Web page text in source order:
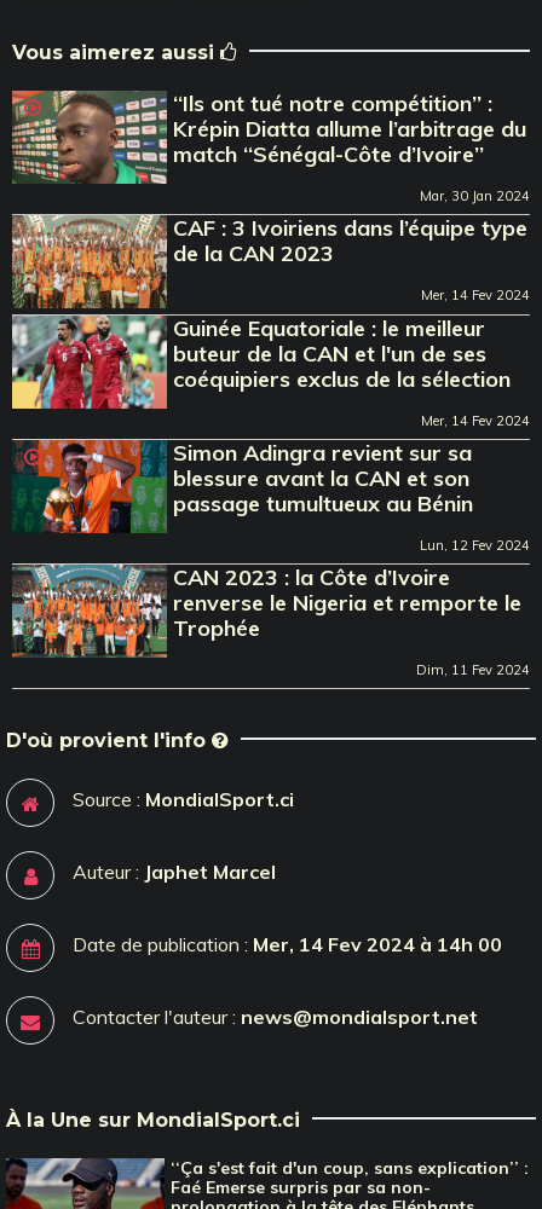
Vous aimerez aussi
‘‘Ils ont tué notre compétition’’ :
Krépin Diatta allume l’arbitrage du
match ‘‘Sénégal-Côte d’Ivoire’’
Mar, 30 Jan 2024
CAF : 3 Ivoiriens dans l’équipe type
de la CAN 2023
Mer, 14 Fev 2024
Guinée Equatoriale : le meilleur
buteur de la CAN et l'un de ses
coéquipiers exclus de la sélection
Mer, 14 Fev 2024
Simon Adingra revient sur sa
blessure avant la CAN et son
passage tumultueux au Bénin
Lun, 12 Fev 2024
CAN 2023 : la Côte d’Ivoire
renverse le Nigeria et remporte le
Trophée
Dim, 11 Fev 2024
D'où provient l'info
Source : MondialSport.ci
Auteur : Japhet Marcel
Date de publication : Mer, 14 Fev 2024 à 14h 00
Contacter l'auteur : news@mondialsport.net
À la Une sur MondialSport.ci
‘‘Ça s'est fait d'un coup, sans explication’’ :
Faé Emerse surpris par sa non-